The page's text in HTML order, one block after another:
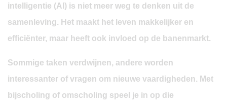
intelligentie (AI) is niet meer weg te denken uit de
samenleving. Het maakt het leven makkelijker en
efficiënter, maar heeft ook invloed op de banenmarkt.
Sommige taken verdwijnen, andere worden
interessanter of vragen om nieuwe vaardigheden. Met
bijscholing of omscholing speel je in op die